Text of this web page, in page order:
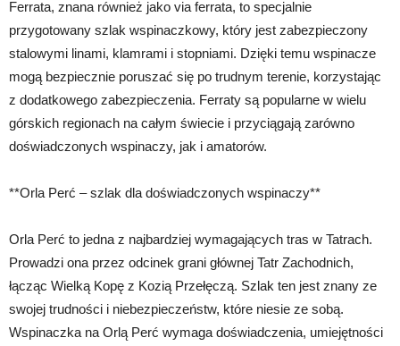
Ferrata, znana również jako via ferrata, to specjalnie
przygotowany szlak wspinaczkowy, który jest zabezpieczony
stalowymi linami, klamrami i stopniami. Dzięki temu wspinacze
mogą bezpiecznie poruszać się po trudnym terenie, korzystając
z dodatkowego zabezpieczenia. Ferraty są popularne w wielu
górskich regionach na całym świecie i przyciągają zarówno
doświadczonych wspinaczy, jak i amatorów.
**Orla Perć – szlak dla doświadczonych wspinaczy**
Orla Perć to jedna z najbardziej wymagających tras w Tatrach.
Prowadzi ona przez odcinek grani głównej Tatr Zachodnich,
łącząc Wielką Kopę z Kozią Przełęczą. Szlak ten jest znany ze
swojej trudności i niebezpieczeństw, które niesie ze sobą.
Wspinaczka na Orlą Perć wymaga doświadczenia, umiejętności